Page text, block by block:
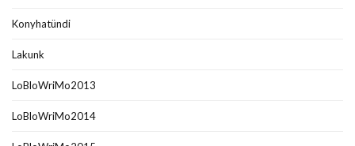
Konyhatündi
Lakunk
LoBloWriMo2013
LoBloWriMo2014